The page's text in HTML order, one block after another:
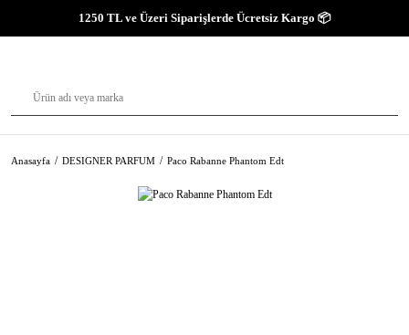
1250 TL ve Üzeri Siparişlerde Ücretsiz Kargo 📦
Anasayfa DESIGNER PARFUM Paco Rabanne Phantom Edt